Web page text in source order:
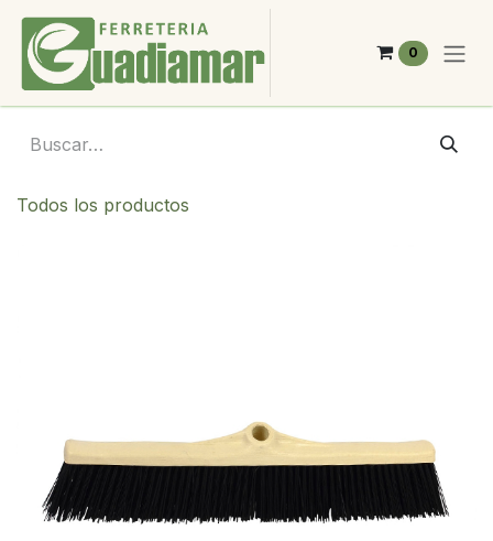
Ir al contenido
0
Todos los productos